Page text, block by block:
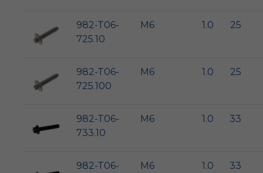
982-T06-
725.10
M6 1.0 25
982-T06-
725.100
M6 1.0 25
982-T06-
733.10
M6 1.0 33
982-T06-
M6 1.0 33